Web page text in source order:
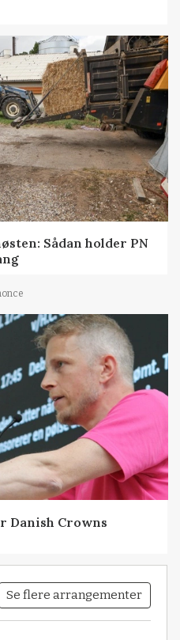
Sådan holder PN
Danish Crowns
Se flere arrangementer